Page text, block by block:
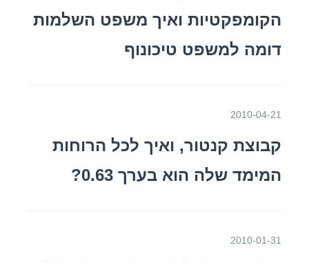
הקומפקטיות ואיך משפט השלמות
דומה למשפט טיכונוף
2010-04-21
קבוצת קנטור, ואיך לכל הרוחות
המימד שלה הוא בערך 0.63?
2010-01-31